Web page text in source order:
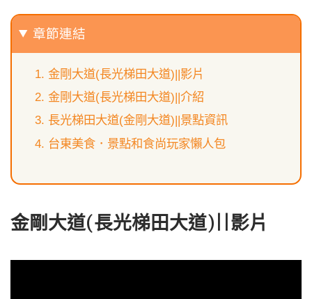
章節連結
金剛大道(長光梯田大道)||影片
金剛大道(長光梯田大道)||介紹
長光梯田大道(金剛大道)||景點資訊
台東美食．景點和食尚玩家懶人包
金剛大道(長光梯田大道)||影片